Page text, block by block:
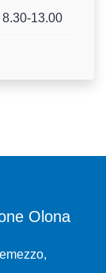
8.30-13.00
Olona